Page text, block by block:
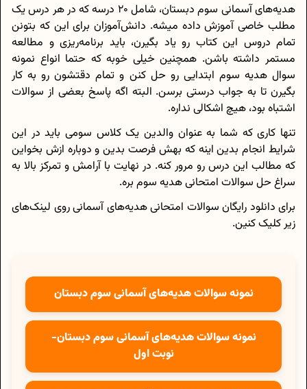
هدیه‌های آسمانی سوم دبستان، شامل 20 درسه که در هر درس یک
مطلب خاصی آموزش داده میشه. دانش‌آموزان برای این که بتونن
تمام دروس این کتاب رو یاد بگیرن، باید برنامه‌ریزی و مطالعه
مستمر داشته باشن. همچنین خیلی خوبه که حتما انواع نمونه
سوال هدیه سوم ابتدایی رو حل کنن و تمام دقتشون رو به کار
بگیرن تا به جواب درستی برسن. البته اگه پاسخ بعضی از سوالات
اشتباه بود، هیچ اشکالی نداره.
تنها کاری که شما به عنوان والدین یک کلاس سومی باید در این
شرایط انجام بدین اینه که بهش فرصت بدین و دوباره ازش بخواین
که مطالب این درس رو مرور کنه. در نهایت با آرامش و تمرکز بالا به
سراغ حل سوالات امتحانی هدیه سوم بره.
برای دانلود رایگان سوالات امتحانی هدیه‌های آسمانی روی لینک‌های
زیر کلیک کنین.
نمونه سوالات هدیه‌های آسمانی سوم دبستان
نمونه سوالات هدیه‌های آسمانی سوم دبستان-
نوبت اول